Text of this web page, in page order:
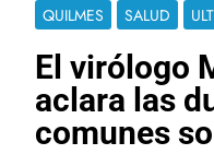
QUILMES SALUD
El virólogo
aclara las
comunes